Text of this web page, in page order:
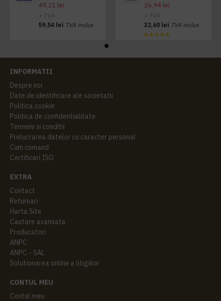
49,21 lei
+ TVA
59,54 lei TVA inclus
26,94 lei
+ TVA
32,60 lei TVA inclus
INFORMATII
Despre noi
Date de identificare ale societatii
Politica cookie
Politica de confidentialitate
Termeni si conditii
Prelucrarea datelor cu caracter personal
Cum comand
Certificari ISO
EXTRA
Contact
Returnari
Harta Site
Cautare avansata
Producatori
ANPC
ANPC - SAL
Solutionarea online a litigiilor
CONTUL MEU
Contul meu